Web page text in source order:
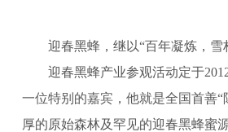
迎春黑蜂，继以“百年凝炼，雪
迎春黑蜂产业参观活动定于2012
一位特别的嘉宾，他就是全国首善
厚的原始森林及罕见的迎春黑蜂蜜源